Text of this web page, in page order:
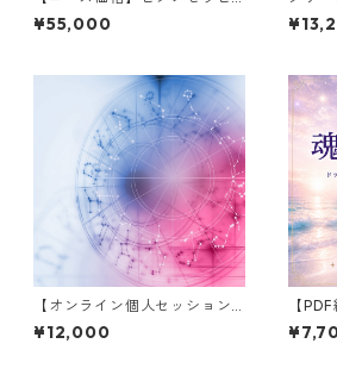
ー（前世療法）３回 → オリエ
ンお試しから本格的な過去世
¥55,000
係・時
うヒプ
【オンライン個人セッション 6
0分】ホロスコープ鑑定 〜魂
の旅を知ろう〜
¥12,000
【
｜通常
い魂